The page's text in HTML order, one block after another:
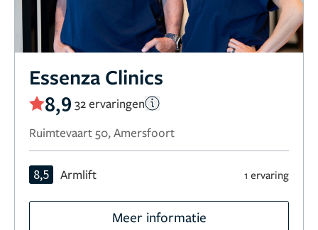
Essenza Clinics
8,9 32 ervaringen
Ruimtevaart 50, Amersfoort
8,5 Armlift 1 ervaring
Meer informatie